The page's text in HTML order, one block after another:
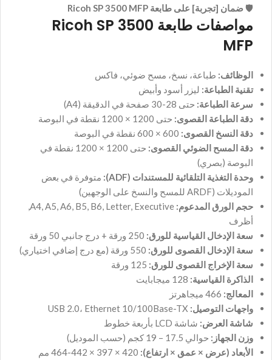
🛡️ضمان [تجربة] على طابعة Ricoh SP 3500 MFP
مواصفات طابعة Ricoh SP 3500
MFP
الوظائف: طباعة، نسخ، مسح ضوئي، فاكس
تقنية الطباعة: ليزر أسود وأبيض
سرعة الطباعة: حتى 28-30 صفحة في الدقيقة (A4)
دقة الطباعة القصوى: حتى 1200 × 1200 نقطة في البوصة
دقة النسخ القصوى:
دقة المسح الضوئي القصوى:
حتى 1200 × 1200 نقطة في
البوصة (بصري)
وحدة التغذية التلقائية للمستندات (ADF):
متوفرة في بعض
الموديلات (ARDF للمسح والنسخ على الوجهين)
حجم الورق المدعوم:
أظرف
سعة الإدخال القياسية للورق:
سعة الإدخال القصوى للورق:
سعة الإخراج القصوى للورق:
الذاكرة القياسية:
المعالج:
واجهات التوصيل:
شاشة العرض: شاشة LCD بأربعة خطوط
وزن الجهاز: حوالي 17.5 – 19 كجم (حسب الموديل)
الأبعاد (عرض × عمق × ارتفاع):
420 × 397 × 442-464 مم